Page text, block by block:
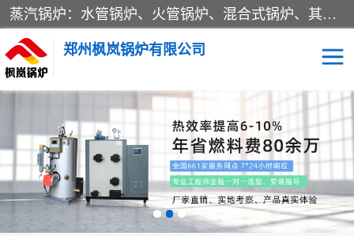
蒸汽锅炉：水管锅炉、火管锅炉、混合式锅炉、其他蒸汽锅炉； 热水锅炉：家用型集中供暖用热水锅炉、其他热水锅炉； 有机热载体锅炉； 船用蒸汽锅炉； （锅炉用辅助设备及装置）蒸汽冷凝器：表面冷凝器、混合式冷凝器、空冷式冷凝器、其他蒸汽冷凝器； 锅炉用辅助设备：节热器、蒸汽收集器、蓄能器、烟垢清除器、气体回收器、泥渣刮除器、空气预热器、其他锅炉用辅助设备；
郑州枫岚锅炉有限公司